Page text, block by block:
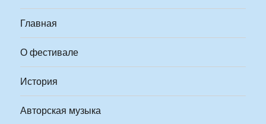
Главная
О фестивале
История
Авторская музыка